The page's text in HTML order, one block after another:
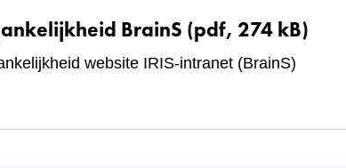
BrainS (pdf, 274 kB)
website IRIS-intranet (BrainS)